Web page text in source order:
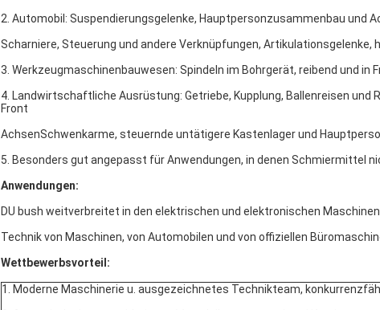
2. Automobil: Suspendierungsgelenke, Hauptpersonzusammenbau und
Scharniere, Steuerung und andere Verknüpfungen,
3. Werkzeugmaschinenbauwesen: Spindeln im Bohrgerät, reibend und in
4. Landwirtschaftliche Ausrüstung: Getriebe, Kupplung, Ballenreisen
Front
AchsenSchwenkarme, steuernde untätigere Kastenlager und
5. Besonders gut angepasst für Anwendungen, in denen Schmiermittel
Anwendungen:
DU bush weitverbreitet in den elektrischen und elektronischen
Technik von Maschinen, von Automobilen und von offiziellen
Wettbewerbsvorteil:
1. Moderne Maschinerie u. ausgezeichnetes Technikteam,